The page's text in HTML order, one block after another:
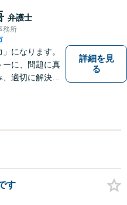
いことも安心
さい。あなた
添い、丁寧に
弁護士
務所
になります。
ーに、問題に真
適切に解決で
事務所作りを心
相談下さい。
詳細を見
る
す